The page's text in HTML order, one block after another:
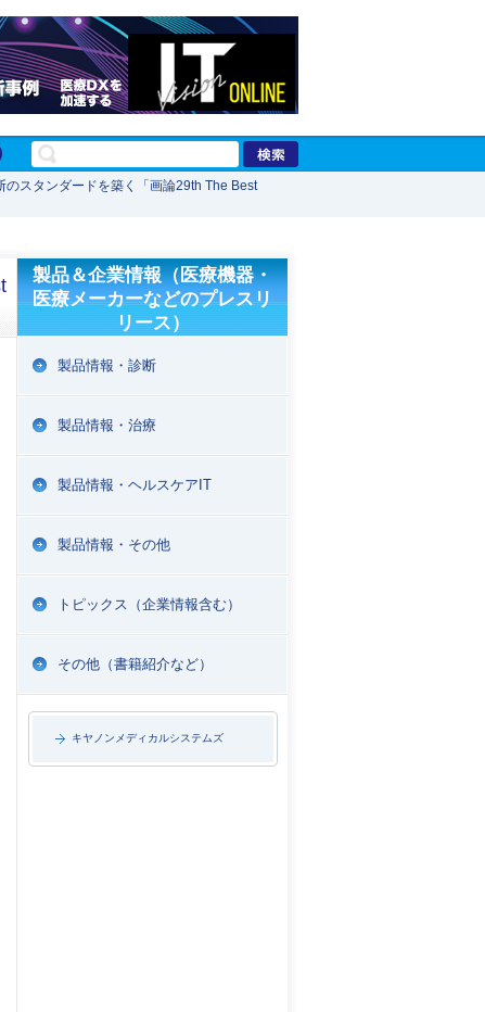
スタンダードを築く「画論29th The Best
製品＆企業情報（医療機器・
医療メーカーなどのプレスリ
リース）
製品情報・診断
製品情報・治療
製品情報・ヘルスケアIT
製品情報・その他
トピックス（企業情報含む）
その他（書籍紹介など）
キヤノンメディカルシステムズ